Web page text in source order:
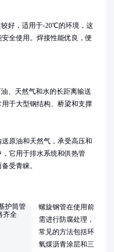
好，适用于-20℃的环境，这
全使用。焊接性能优良，便
、天然气和水的长距离输送
于大型钢结构、桥梁和支撑
原油和天然气，承受高压和
它用于排水系统和供热管
受青睐。
螺旋钢管在使用前
需进行防腐处理，
常见的方法包括环
氧煤沥青涂层和三